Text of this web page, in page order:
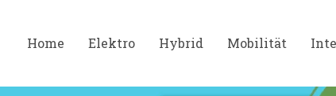
Home Elektro Hybrid Mobilität